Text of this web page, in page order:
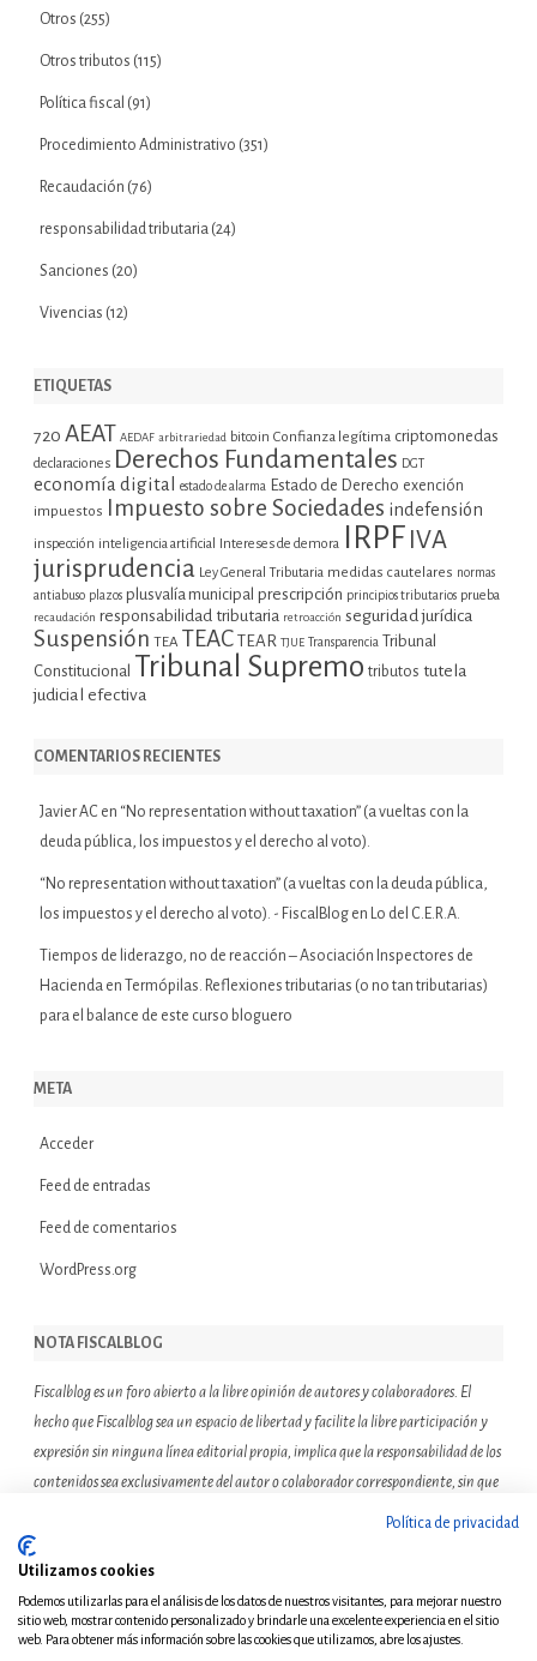
Otros (255)
Otros tributos (115)
Política fiscal (91)
Procedimiento Administrativo (351)
Recaudación (76)
responsabilidad tributaria (24)
Sanciones (20)
Vivencias (12)
ETIQUETAS
720 AEAT AEDAF arbitrariedad bitcoin Confianza legítima criptomonedas
declaraciones Derechos Fundamentales DGT
economía digital estado de alarma Estado de Derecho exención
impuestos Impuesto sobre Sociedades indefensión
inspección inteligencia artificial Intereses de demora IRPF IVA
jurisprudencia Ley General Tributaria medidas cautelares normas
antiabuso plazos plusvalía municipal prescripción principios tributarios prueba
recaudación responsabilidad tributaria retroacción seguridad jurídica
Suspensión TEA TEAC TEAR TJUE Transparencia Tribunal
Constitucional Tribunal Supremo tributos tutela
judicial efectiva
COMENTARIOS RECIENTES
Javier AC en “No representation without taxation” (a vueltas con la
deuda pública, los impuestos y el derecho al voto).
“No representation without taxation” (a vueltas con la deuda pública,
los impuestos y el derecho al voto). - FiscalBlog en Lo del C.E.R.A.
Tiempos de liderazgo, no de reacción – Asociación Inspectores de
Hacienda en
Termópilas. Reflexiones tributarias (o no tan tributarias)
para el balance de este curso bloguero
META
Acceder
Feed de entradas
Feed de comentarios
WordPress.org
NOTA FISCALBLOG
Fiscalblog es un foro abierto a la libre opinión de autores y colaboradores. El
hecho que Fiscalblog sea un espacio de libertad y facilite la libre participación y
expresión sin ninguna línea editorial propia, implica que la responsabilidad de los
contenidos sea exclusivamente del autor o colaborador correspondiente, sin que
ello suponga que el resto de miembros de la comunidad de Fiscalblog asuman o
compartan las reflexiones u opiniones expresadas.
Política de privacidad
Utilizamos cookies
Podemos utilizarlas para el análisis de los datos de nuestros visitantes, para mejorar nuestro
sitio web, mostrar contenido personalizado y brindarle una excelente experiencia en el sitio
web. Para obtener más información sobre las cookies que utilizamos, abre los ajustes.